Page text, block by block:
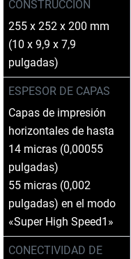
CONSTRUCCIÓN
255 x 252 x 200 mm
(10 x 9,9 x 7,9
pulgadas)
ESPESOR DE CAPAS
Capas de impresión
horizontales de hasta
14 micras (0,00055
pulgadas)
55 micras (0,002
pulgadas) en el modo
«Super High Speed1»
CONECTIVIDAD DE